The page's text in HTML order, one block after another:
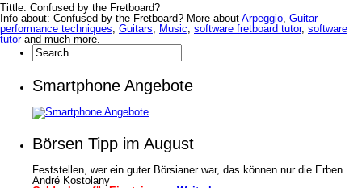
Tittle: Confused by the Fretboard?
Info about: Confused by the Fretboard? More about Arpeggio Guitar
performance techniques Guitars Music software fretboard tutor, software
tutorand much more.
Smartphone Angebote
Börsen Tipp im August
Feststellen, wer ein guter Börsianer war, das können nur die Erben.
André Kostolany